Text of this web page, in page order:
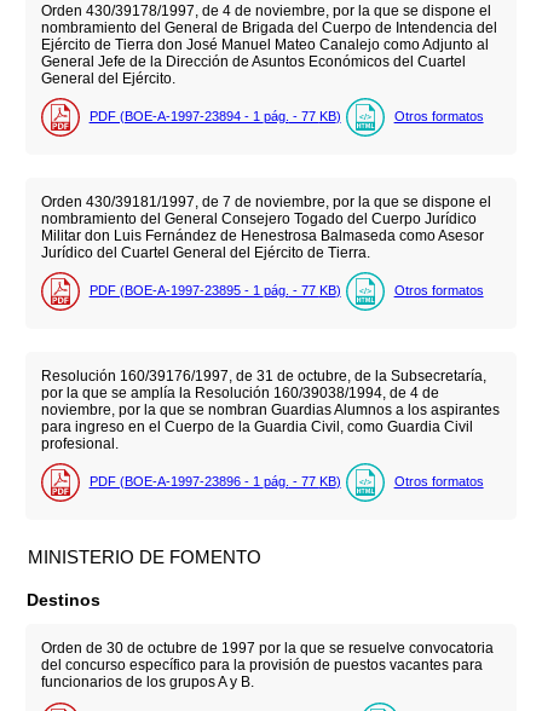
Orden 430/39178/1997, de 4 de noviembre, por la que se dispone el
nombramiento del General de Brigada del Cuerpo de Intendencia del
Ejército de Tierra don José Manuel Mateo Canalejo como Adjunto al
General Jefe de la Dirección de Asuntos Económicos del Cuartel
General del Ejército.
PDF (BOE-A-1997-23894 - 1 pág. - 77 KB) Otros formatos
Orden 430/39181/1997, de 7 de noviembre, por la que se dispone el
nombramiento del General Consejero Togado del Cuerpo Jurídico
Militar don Luis Fernández de Henestrosa Balmaseda como Asesor
Jurídico del Cuartel General del Ejército de Tierra.
PDF (BOE-A-1997-23895 - 1 pág. - 77 KB) Otros formatos
Resolución 160/39176/1997, de 31 de octubre, de la Subsecretaría,
por la que se amplía la Resolución 160/39038/1994, de 4 de
noviembre, por la que se nombran Guardias Alumnos a los aspirantes
para ingreso en el Cuerpo de la Guardia Civil, como Guardia Civil
profesional.
PDF (BOE-A-1997-23896 - 1 pág. - 77 KB) Otros formatos
MINISTERIO DE FOMENTO
Destinos
Orden de 30 de octubre de 1997 por la que se resuelve convocatoria
del concurso específico para la provisión de puestos vacantes para
funcionarios de los grupos A y B.